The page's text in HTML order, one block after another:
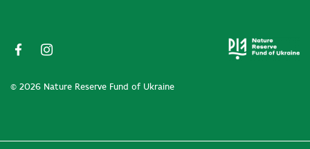
© 2026 Nature Reserve Fund of Ukraine